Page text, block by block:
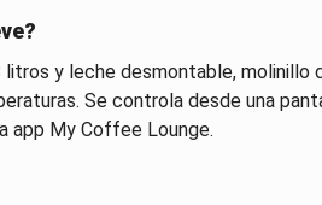
litros y leche desmontable,
Se controla desde una
app My Coffee Lounge.